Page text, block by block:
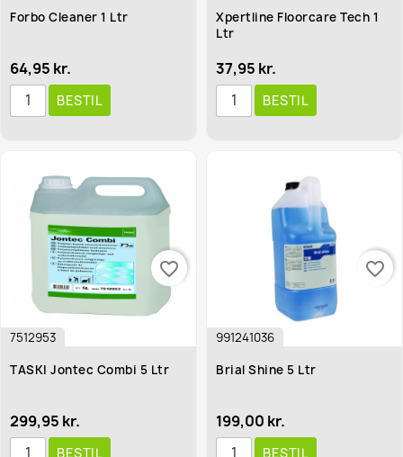
Forbo Cleaner 1 Ltr
64,95 kr.
BESTIL
Xpertline Floorcare Tech 1
Ltr
37,95 kr.
BESTIL
7512953
TASKI Jontec Combi 5 Ltr
299,95 kr.
BESTIL
favorite_border
991241036
Brial Shine 5 Ltr
199,00 kr.
BESTIL
favorite_border